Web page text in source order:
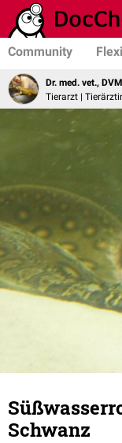
Community
Dr. med. vet.,
Tierarzt |
Schwanz